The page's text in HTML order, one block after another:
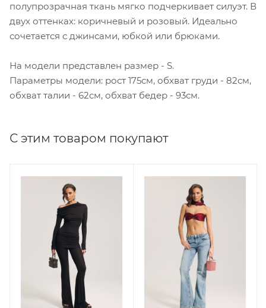
полупрозрачная ткань мягко подчеркивает силуэт. В
двух оттенках: коричневый и розовый. Идеально
сочетается с джинсами, юбкой или брюками.
На модели представлен размер - S.
Параметры модели: рост 175см, обхват груди - 82см,
обхват талии - 62см, обхват бедер - 93см.
С этим товаром покупают